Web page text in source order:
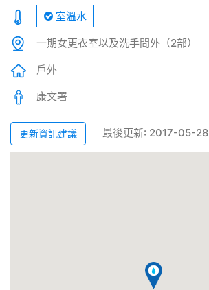
室溫水
一期女更衣室以及洗手間外（2部）
戶外
康文署
更新資訊建議 最後更新: 2017-05-28